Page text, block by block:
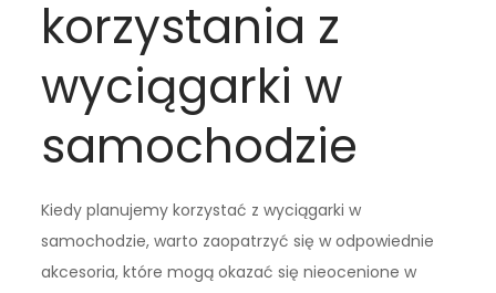
korzystania z
wyciągarki w
samochodzie
Kiedy planujemy korzystać z wyciągarki w
samochodzie, warto zaopatrzyć się w odpowiednie
akcesoria, które mogą okazać się nieocenione w